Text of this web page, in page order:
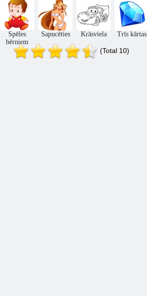
Dzīvnieku
pilsētiņa
Manas pilsētas
Spēles
bērniem
Sapucēties Krāsviela Trīs kārtas
(Total 10)